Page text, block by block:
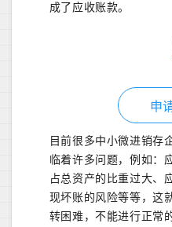
成了应收账款。
申
目前很多中小微进销存
临着许多问题，例如：
占总资产的比重过大、
现坏账的风险等等，这
转困难，不能进行正常